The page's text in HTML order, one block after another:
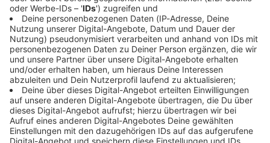
Immer auf dem Laufenden
bleiben!